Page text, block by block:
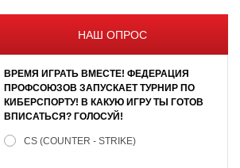
НАШ ОПРОС
ВРЕМЯ ИГРАТЬ ВМЕСТЕ! ФЕДЕРАЦИЯ
ПРОФСОЮЗОВ ЗАПУСКАЕТ ТУРНИР ПО
КИБЕРСПОРТУ! В КАКУЮ ИГРУ ТЫ ГОТОВ
ВПИСАТЬСЯ? ГОЛОСУЙ!
CS (COUNTER - STRIKE)